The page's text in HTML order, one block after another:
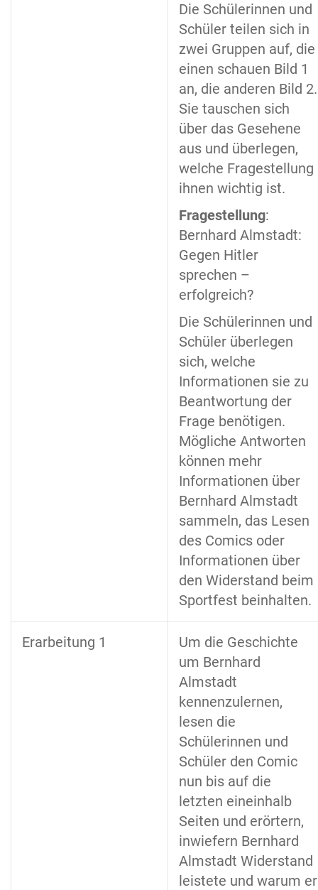
Die Schülerinnen und
Schüler teilen sich in
zwei Gruppen auf, die
einen schauen Bild 1
an, die anderen Bild 2.
Sie tauschen sich
über das Gesehene
aus und überlegen,
welche Fragestellung
ihnen wichtig ist.
Fragestellung:
Bernhard Almstadt:
Gegen Hitler
sprechen –
erfolgreich?
Die Schülerinnen und
Schüler überlegen
sich, welche
Informationen sie zu
Beantwortung der
Frage benötigen.
Mögliche Antworten
können mehr
Informationen über
Bernhard Almstadt
sammeln, das Lesen
des Comics oder
Informationen über
den Widerstand beim
Sportfest beinhalten.
Erarbeitung 1
Um die Geschichte
um Bernhard
Almstadt
kennenzulernen,
lesen die
Schülerinnen und
Schüler den Comic
nun bis auf die
letzten eineinhalb
Seiten und erörtern,
inwiefern Bernhard
Almstadt Widerstand
leistete und warum er